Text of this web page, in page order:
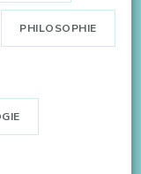
PHILOSOPHIE